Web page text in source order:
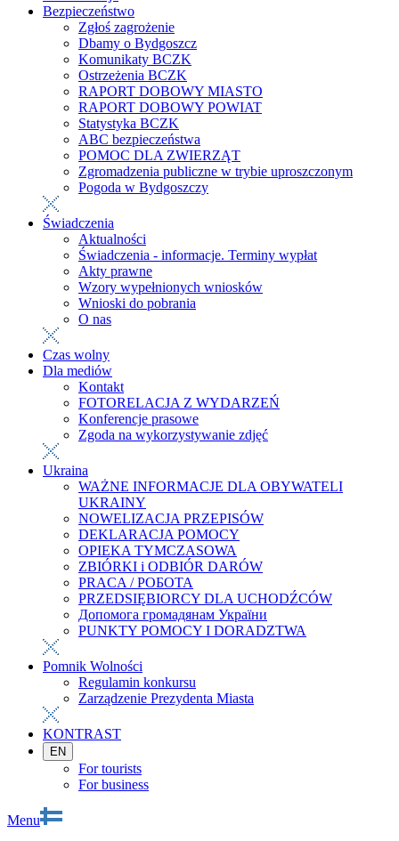
Bezpieczeństwo
Zgłoś zagrożenie
Dbamy o Bydgoszcz
Komunikaty BCZK
Ostrzeżenia BCZK
RAPORT DOBOWY MIASTO
RAPORT DOBOWY POWIAT
Statystyka BCZK
ABC bezpieczeństwa
POMOC DLA ZWIERZĄT
Zgromadzenia publiczne w trybie uproszczonym
Pogoda w Bydgoszczy
Świadczenia
Aktualności
Świadczenia - informacje. Terminy wypłat
Akty prawne
Wzory wypełnionych wniosków
Wnioski do pobrania
O nas
Czas wolny
Dla mediów
Kontakt
FOTORELACJA Z WYDARZEŃ
Konferencje prasowe
Zgoda na wykorzystywanie zdjęć
Ukraina
WAŻNE INFORMACJE DLA OBYWATELI
UKRAINY
NOWELIZACJA PRZEPISÓW
DEKLARACJA POMOCY
OPIEKA TYMCZASOWA
ZBIÓRKI i ODBIÓR DARÓW
PRACA / РОБОТА
PRZEDSIĘBIORCY DLA UCHODŹCÓW
Допомога громадянам України
PUNKTY POMOCY I DORADZTWA
Pomnik Wolności
Regulamin konkursu
Zarządzenie Prezydenta Miasta
KONTRAST
EN
For tourists
For business
Menu